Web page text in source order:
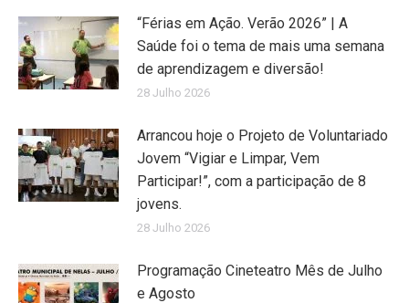
“Férias em Ação. Verão 2026” | A
Saúde foi o tema de mais uma semana
de aprendizagem e diversão!
28 Julho 2026
Arrancou hoje o Projeto de Voluntariado
Jovem “Vigiar e Limpar, Vem
Participar!”, com a participação de 8
jovens.
28 Julho 2026
Programação Cineteatro Mês de Julho
e Agosto